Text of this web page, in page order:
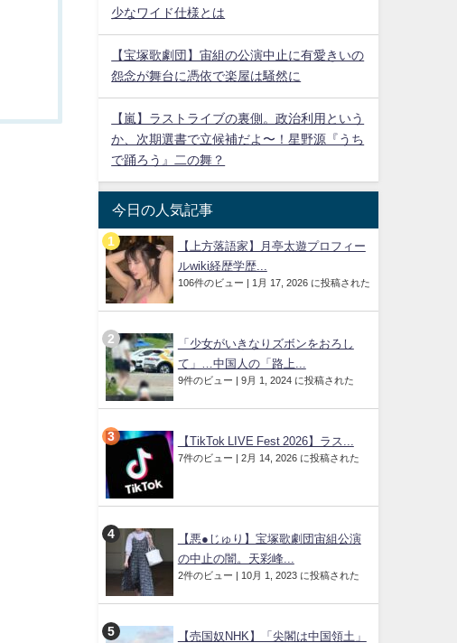
少なワイド仕様とは
【宝塚歌劇団】宙組の公演中止に有愛きいの
怨念が舞台に憑依で楽屋は騒然に
【嵐】ラストライブの裏側。政治利用という
か、次期選書で立候補だよ〜！星野源『うち
で踊ろう』二の舞？
今日の人気記事
【上方落語家】月亭太遊プロフィー
ルwiki経歴学歴...
106件のビュー | 1月 17, 2026 に投稿された
「少女がいきなりズボンをおろし
て」…中国人の「路上...
9件のビュー | 9月 1, 2024 に投稿された
【TikTok LIVE Fest 2026】ラス...
7件のビュー | 2月 14, 2026 に投稿された
【悪●じゅり】宝塚歌劇団宙組公演
の中止の闇。天彩峰...
2件のビュー | 10月 1, 2023 に投稿された
【売国奴NHK】「尖閣は中国領土」